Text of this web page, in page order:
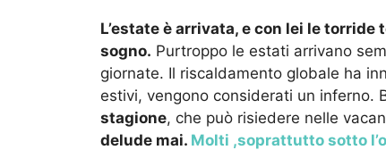
L’estate è arrivata, e con lei le
sogno. Purtroppo le estati arrivano
giornate. Il riscaldamento globale ha
estivi, vengono considerati un inferno.
stagione, che può risiedere nelle
delude mai. Molti ,soprattutto sotto